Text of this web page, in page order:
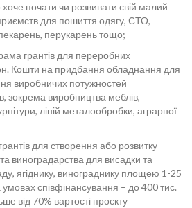
хоче почати чи розвивати свій малий
для пошиття одягу, СТО,
перукарень тощо;
грантів для переробних
Кошти на придбання обладнання для
виробничих потужностей
зокрема виробництва меблів,
ліній металообробки, аграрної
для створення або розвитку
виноградарства для висадки та
ягіднику, винограднику площею 1-25
співфінансування – до 400 тис.
від 70% вартості проєкту